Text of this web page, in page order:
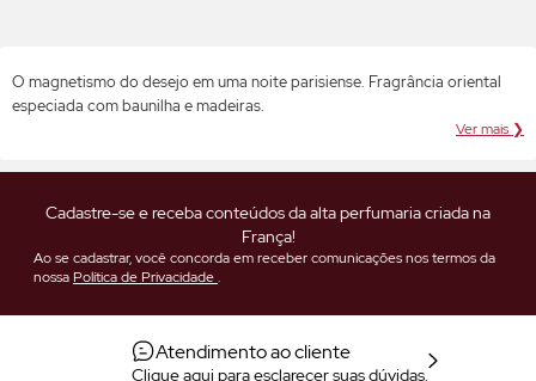
O magnetismo do desejo em uma noite parisiense. Fragrância oriental
especiada com baunilha e madeiras.
Ver mais ❯
Cadastre-se e receba conteúdos da alta perfumaria criada na
França!
Ao se cadastrar, você concorda em receber comunicações nos termos da
nossa Política de Privacidade.
Atendimento ao cliente
Clique aqui para esclarecer suas dúvidas.